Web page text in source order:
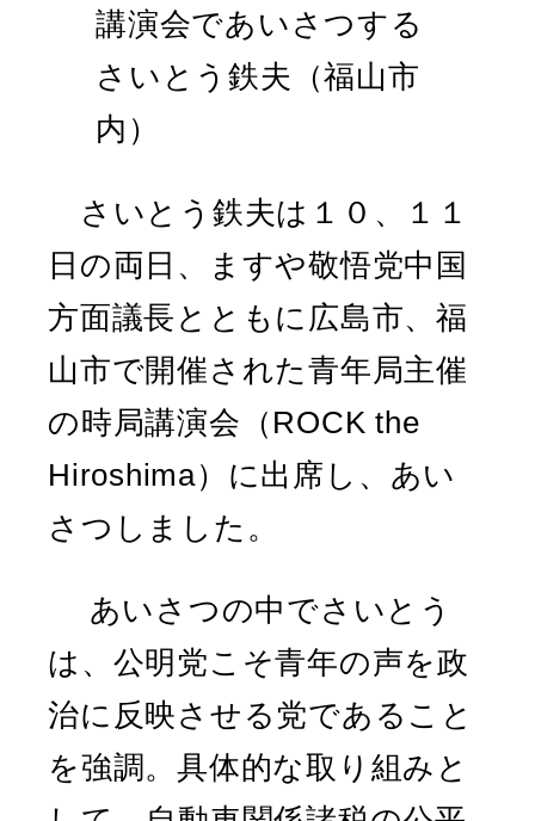
講演会であいさつする
さいとう鉄夫（福山市
内）
さいとう鉄夫は１０、１１
日の両日、ますや敬悟党中国
方面議長とともに広島市、福
山市で開催された青年局主催
の時局講演会（ROCK the
Hiroshima）に出席し、あい
さつしました。
あいさつの中でさいとう
は、公明党こそ青年の声を政
治に反映させる党であること
を強調。具体的な取り組みと